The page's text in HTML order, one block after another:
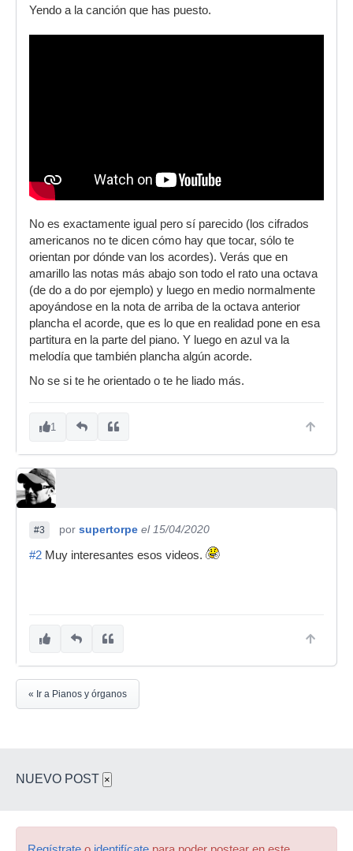
Yendo a la canción que has puesto.
No es exactamente igual pero sí parecido (los cifrados
americanos no te dicen cómo hay que tocar, sólo te
orientan por dónde van los acordes). Verás que en
amarillo las notas más abajo son todo el rato una octava
(de do a do por ejemplo) y luego en medio normalmente
apoyándose en la nota de arriba de la octava anterior
plancha el acorde, que es lo que en realidad pone en esa
partitura en la parte del piano. Y luego en azul va la
melodía que también plancha algún acorde.
No se si te he orientado o te he liado más.
1
#3 por supertorpe el 15/04/2020
#2 Muy interesantes esos videos.
« Ir a Pianos y órganos
NUEVO POST ×